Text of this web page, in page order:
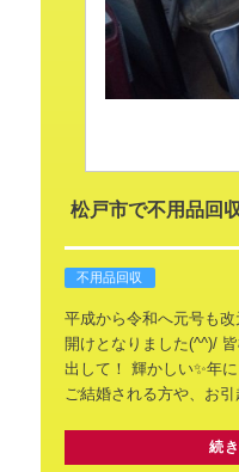
松戸市で不用品回
不用品回収
平成から令和へ元号も改
開けとなりました(^^)/皆
出して！ 輝かしい✨年
ご結婚される方や、お引
続